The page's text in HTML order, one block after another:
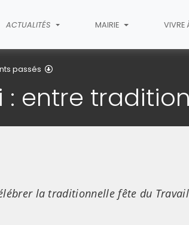
ACTUALITÉS MAIRIE VIVRE
passés
: entre
la traditionnelle fête du